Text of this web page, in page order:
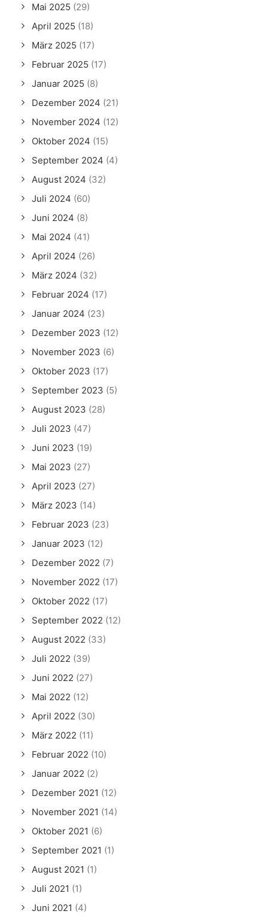
Mai 2025 (29)
April 2025 (18)
März 2025 (17)
Februar 2025 (17)
Januar 2025 (8)
Dezember 2024 (21)
November 2024 (12)
Oktober 2024 (15)
September 2024 (4)
August 2024 (32)
Juli 2024 (60)
Juni 2024 (8)
Mai 2024 (41)
April 2024 (26)
März 2024 (32)
Februar 2024 (17)
Januar 2024 (23)
Dezember 2023 (12)
November 2023 (6)
Oktober 2023 (17)
September 2023 (5)
August 2023 (28)
Juli 2023 (47)
Juni 2023 (19)
Mai 2023 (27)
April 2023 (27)
März 2023 (14)
Februar 2023 (23)
Januar 2023 (12)
Dezember 2022 (7)
November 2022 (17)
Oktober 2022 (17)
September 2022 (12)
August 2022 (33)
Juli 2022 (39)
Juni 2022 (27)
Mai 2022 (12)
April 2022 (30)
März 2022 (11)
Februar 2022 (10)
Januar 2022 (2)
Dezember 2021 (12)
November 2021 (14)
Oktober 2021 (6)
September 2021 (1)
August 2021 (1)
Juli 2021 (1)
Juni 2021 (4)